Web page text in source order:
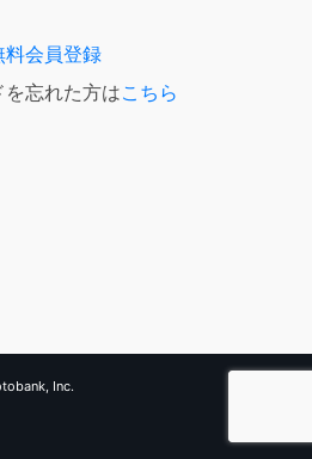
料会員登録
忘れた方はこちら
Inc.